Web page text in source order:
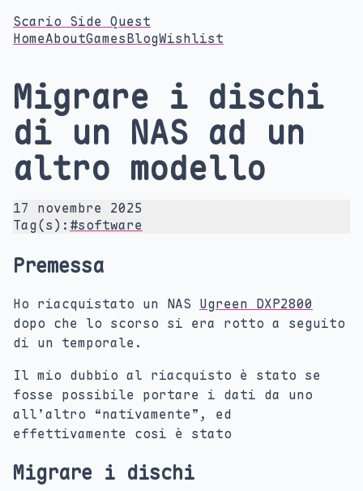
Scario Side Quest
HomeAboutGamesBlogWishlist
Migrare i dischi
di un NAS ad un
altro modello
17 novembre 2025
Tag(s): #software
Premessa
Ho riacquistato un NAS Ugreen DXP2800
dopo che lo scorso si era rotto a seguito
di un temporale.
Il mio dubbio al riacquisto è stato se
fosse possibile portare i dati da uno
all’altro “nativamente”, ed
effettivamente così è stato
Migrare i dischi